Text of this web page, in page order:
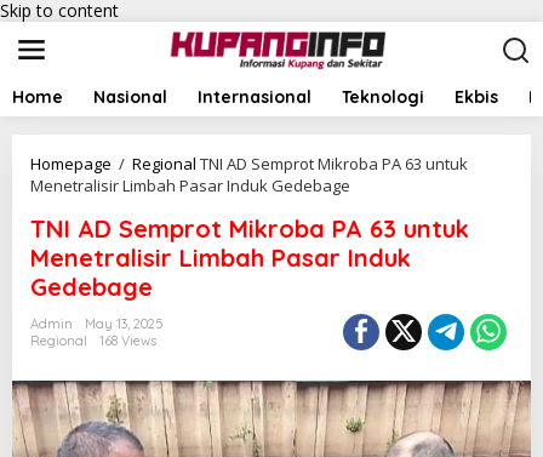
Skip to content
Home Nasional Internasional Teknologi Ekbis
Homepage / Regional TNI AD Semprot Mikroba PA 63 untuk
Menetralisir Limbah Pasar Induk Gedebage
TNI AD Semprot Mikroba PA 63 untuk
Menetralisir Limbah Pasar Induk
Gedebage
Admin
May 13, 2025
Regional
168 Views